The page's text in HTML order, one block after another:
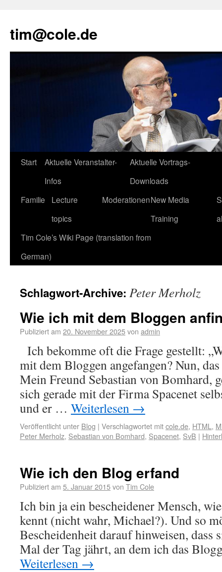
tim@cole.de
Start
Aktuelle Veranstalter-
Infos
Aktuelle Vortrags-
Downloads
Familie
Lecture
topics
ModerationenNew Media
Training
Tim Cole’s Wiki Page (translation from
German)
Schlagwort-Archive: Peter Merholz
Wie ich mit dem Bloggen
Publiziert am 20. November 2025von admin
Ich bekomme oft die Frage gestellt:
mit dem Bloggen angefangen? Nun,
Mein Freund Sebastian von Bomhard,
sich gerade mit der Firma Spacenet
und er … Weiterlesen →
Veröffentlicht unter Blog | Verschlagwortet mitcole.de, HTML ,
Peter Merholz, Sebastian von Bomhard, Spacenet, SvB |
Wie ich den Blog erfand
Publiziert am 5. Januar 2015von Tim Cole
Ich bin ja ein bescheidener Mensch,
kennt (nicht wahr, Michael?). Und so
Bescheidenheit darauf hinweisen, dass
Mal der Tag jährt, an dem ich das
Weiterlesen →